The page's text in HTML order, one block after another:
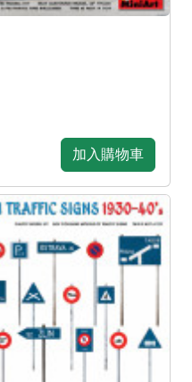
加入購物車